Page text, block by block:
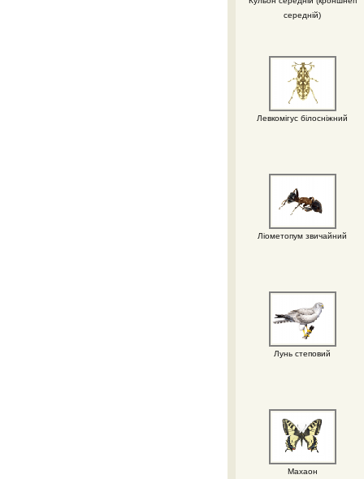
середній)
Левкомігус білосніжний
Ліометопум звичайний
Лунь степовий
Махаон